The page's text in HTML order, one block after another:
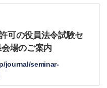
可の役員法令試験セ
場のご案内
journal/seminar-